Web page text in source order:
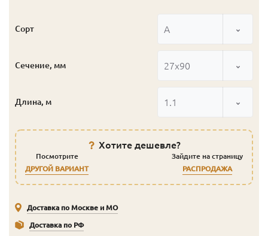
Сорт А
Сечение, мм 27x90
Длина, м 1.1
Хотите дешевле?
Посмотрите
ДРУГОЙ ВАРИАНТ
Зайдите на страницу
РАСПРОДАЖА
Доставка по Москве и МО
Доставка по РФ